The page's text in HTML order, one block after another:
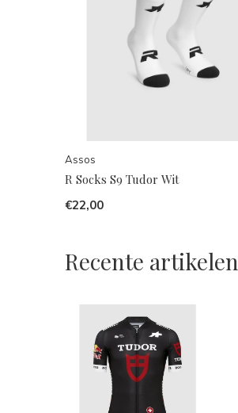
Assos
R Socks S9 Tudor Wit
€22,00
Recente artikelen